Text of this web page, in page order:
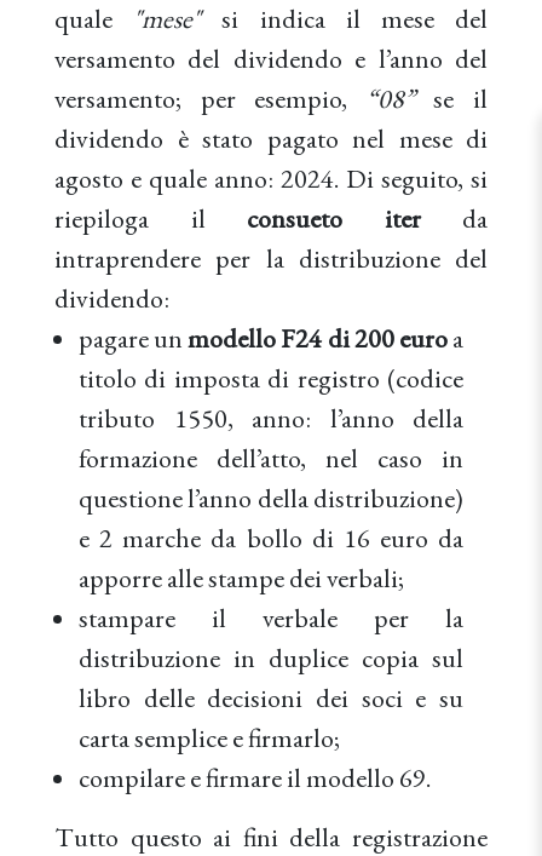
quale
"mese"si indica il mese del
versamento del dividendo e l’anno del
versamento; per esempio,
“08”se il
dividendo è stato pagato nel mese di
agosto e quale anno: 2024. Di seguito, si
riepiloga il consueto iter da
intraprendere per la distribuzione del
dividendo:
pagare unmodello F24 di 200 euroa
titolo di imposta di registro (codice
tributo 1550, anno: l’anno della
formazione dell’atto, nel caso in
questione l’anno della distribuzione)
e 2 marche da bollo di 16 euro da
apporre alle stampe dei verbali;
stampare il verbale per la
distribuzione in duplice copia sul
libro delle decisioni dei soci e su
carta semplice e firmarlo;
compilare e firmare il modello 69.
Tutto questo ai fini della registrazione